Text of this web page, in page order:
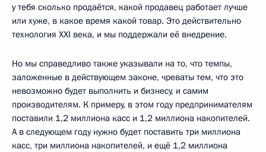
у тебя сколько продаётся, какой продавец работает лучше
или хуже, в какое время какой товар. Это действительно
технология XXI века, и мы поддержали её внедрение.
Но мы справедливо также указывали на то, что темпы,
заложенные в действующем законе, чреваты тем, что это
невозможно будет выполнить и бизнесу, и самим
производителям. К примеру, в этом году предпринимателям
поставили 1,2 миллиона касс и 1,2 миллиона накопителей.
А в следующем году нужно будет поставить три миллиона
касс, три миллиона накопителей, и ещё 1,2 миллиона